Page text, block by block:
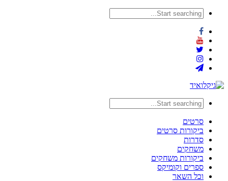
סרטים
ביקורות סרטים
סדרות
משחקים
ביקורות משחקים
ספרים וקומיקס
וכל השאר